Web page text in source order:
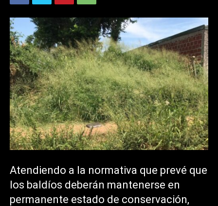
Atendiendo a la normativa que prevé que
los baldíos deberán mantenerse en
permanente estado de conservación,